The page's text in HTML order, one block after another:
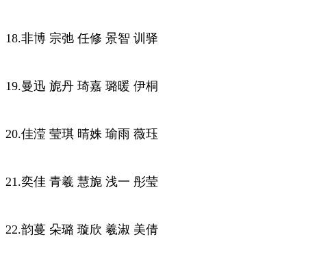
18.非博 宗弛 任修 景智 训驿
19.曼迅 旎丹 琦嘉 璐暖 伊桐
20.佳滢 莹琪 晴姝 瑜雨 薇珏
21.奕佳 青羲 慧旎 浅一 彤莹
22.韵蔓 朵璐 璇欣 羲淑 美倩